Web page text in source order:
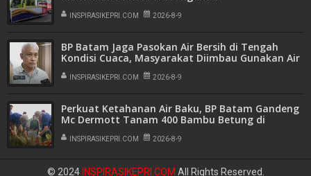
INSPIRASIKEPRI.COM 2026-8-9
BP Batam Jaga Pasokan Air Bersih di Tengah
Kondisi Cuaca, Masyarakat Diimbau Gunakan Air
Secara Bijak
INSPIRASIKEPRI.COM 2026-8-9
Perkuat Ketahanan Air Baku, BP Batam Gandeng
Mc Dermott Tanam 400 Bambu Betung di
Bendungan Sei Nongsa
INSPIRASIKEPRI.COM 2026-8-9
© 2024 INSPIRASIKEPRI.COM All Rights Reserved.